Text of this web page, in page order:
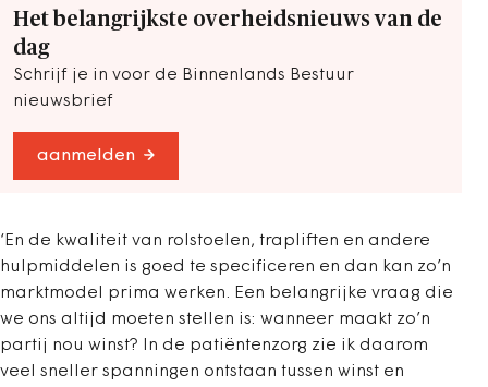
Het belangrijkste overheidsnieuws van de
dag
Schrijf je in voor de Binnenlands Bestuur
nieuwsbrief
aanmelden
‘En de kwaliteit van rolstoelen, trapliften en andere
hulpmiddelen is goed te specificeren en dan kan zo’n
marktmodel prima werken. Een belangrijke vraag die
we ons altijd moeten stellen is: wanneer maakt zo’n
partij nou winst? In de patiëntenzorg zie ik daarom
veel sneller spanningen ontstaan tussen winst en